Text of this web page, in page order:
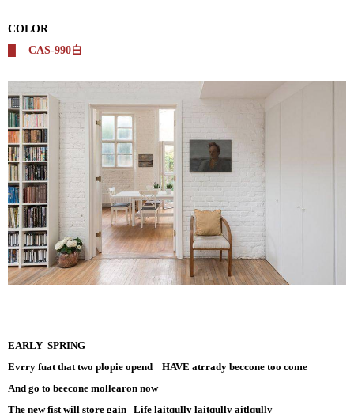
COLOR
CAS-990白
EARLY SPRING
Evrry fuat that two plopie opend HAVE atrrady beccone too come
And go to beecone mollearon now
The new fist will store gain Life laitqully laitqully aitlqully